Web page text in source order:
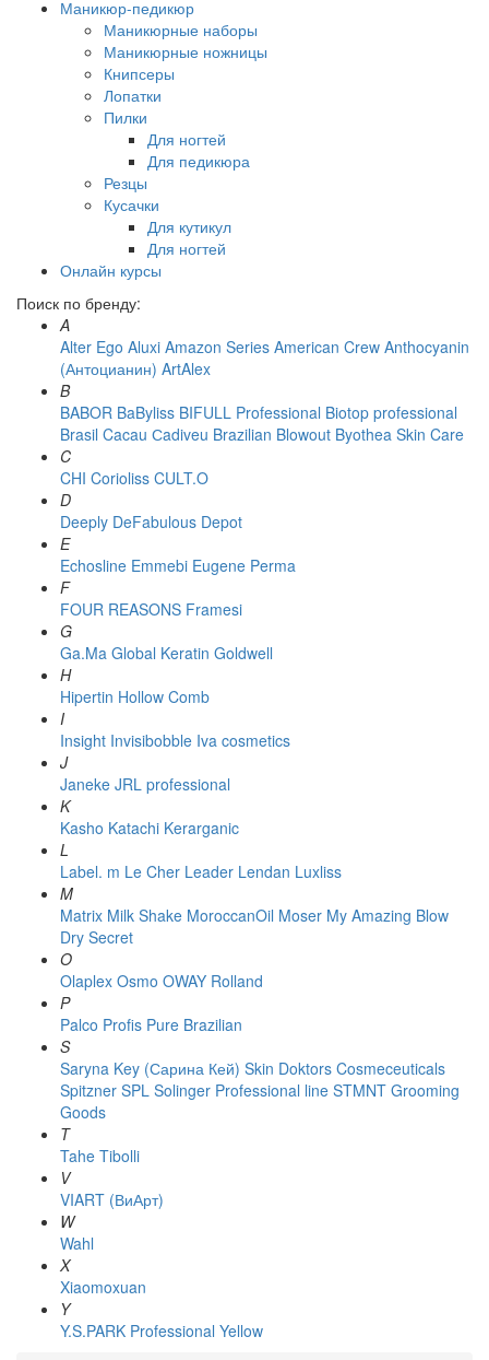
Маникюр-педикюр
Маникюрные наборы
Маникюрные ножницы
Книпсеры
Лопатки
Пилки
Для ногтей
Для педикюра
Резцы
Кусачки
Для кутикул
Для ногтей
Онлайн курсы
Поиск по бренду:
A
Alter Ego Aluxi Amazon Series American Crew Anthocyanin
(Антоцианин) ArtAlex
B
BABOR BaByliss BIFULL Professional Biotop professional
Brasil Cacau Сadiveu Brazilian Blowout Byothea Skin Care
C
CHI Corioliss CULT.O
D
Deeply DeFabulous Depot
E
Echosline Emmebi Eugene Perma
F
FOUR REASONS Framesi
G
Ga.Ma Global Keratin Goldwell
H
Hipertin Hollow Comb
I
Insight Invisibobble Iva cosmetics
J
Janeke JRL professional
K
Kasho Katachi Kerarganic
L
Label. m Le Cher Leader Lendan Luxliss
M
Matrix Milk Shake MoroccanOil Moser My Amazing Blow
Dry Secret
O
Olaplex Osmo OWAY Rolland
P
Palco Profis Pure Brazilian
S
Saryna Key (Сарина Кей) Skin Doktors Cosmeceuticals
Spitzner SPL Solinger Professional line STMNT Grooming
Goods
T
Tahe Tibolli
V
VIART (ВиАрт)
W
Wahl
X
Xiaomoxuan
Y
Y.S.PARK Professional Yellow